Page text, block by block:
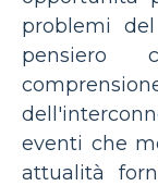
problemi
pensiero
eventi che
attualità